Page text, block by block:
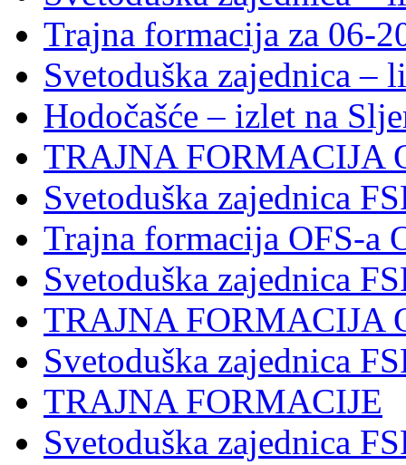
Trajna formacija za 06-
Svetoduška zajednica –
Hodočašće – izlet na
TRAJNA FORMACIJA
Svetoduška zajednica
Trajna formacija OFS-a
Svetoduška zajednica
TRAJNA FORMACIJA
Svetoduška zajednica
TRAJNA FORMACIJE
Svetoduška zajednica